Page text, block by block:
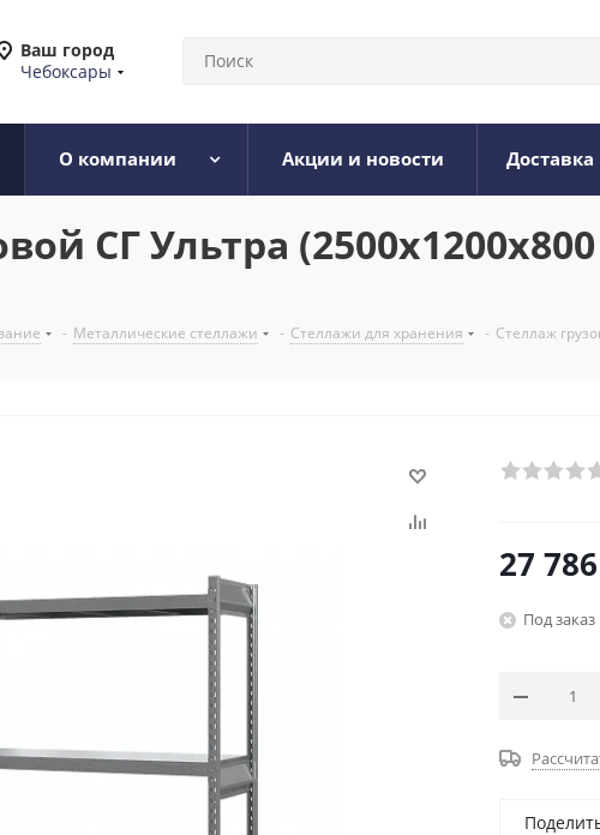
Ваш город
Чебоксары
О компании Акции и новости Доставка
СГ Ультра
- Металлические стеллажи - Стеллажи для хранения - Стеллаж
27 786
Под заказ